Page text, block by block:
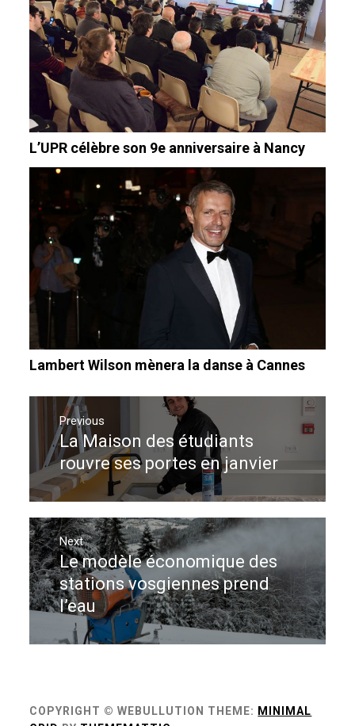
L’UPR célèbre son 9e anniversaire à Nancy
Lambert Wilson mènera la danse à Cannes
Navigation
l’article
Previous
Previous
post:
La Maison des étudiants
rouvre ses portes en janvier
Next
Next
post:
Le modèle économique des
stations vosgiennes prend
l’eau
COPYRIGHT © WEBULLUTION THEME: MINIMAL